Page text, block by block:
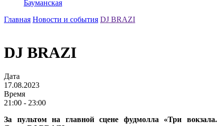
Бауманская
Главная Новости и события DJ BRAZI
DJ BRAZI
Дата
17.08.2023
Время
21:00 - 23:00
За пультом на главной сцене фудмолла «Три вокзала.